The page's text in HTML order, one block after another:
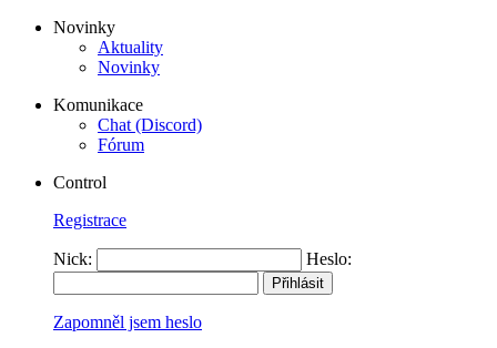
Novinky
Aktuality
Novinky
Komunikace
Chat (Discord)
Fórum
Control
Registrace
Nick: Heslo:
Zapomněl jsem heslo